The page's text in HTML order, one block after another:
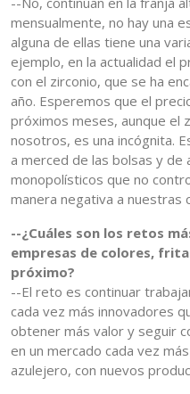
mensualmente, no hay una
alguna de ellas tiene una
ejemplo, en la actualidad el
con el zirconio, que se ha
año. Esperemos que el
próximos meses, aunque el
nosotros, es una incógnita.
a merced de las bolsas y de
monopolísticos que no
manera negativa a nuestras
--¿Cuáles son los retos
empresas de colores,
próximo?
--El reto es continuar
cada vez más innovadores
obtener más valor y seguir
en un mercado cada vez
azulejero, con nuevos